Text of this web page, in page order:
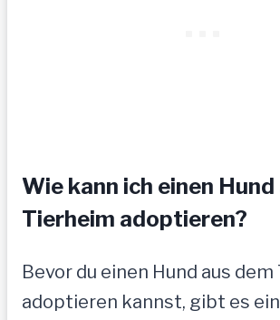
Wie kann ich einen Hund
Tierheim adoptieren?
Bevor du einen Hund aus
adoptieren kannst, gibt es